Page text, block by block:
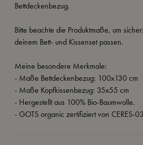
Bettdeckenbezug.
Bitte beachte die Produktmaße, um
deinem Bett- und Kissenset passen.
Meine besondere Merkmale:
- Maße Bettdeckenbezug: 100x130 cm
- Maße Kopfkissenbezug: 35x55 cm
- Hergestellt aus 100% Bio-Baumwolle.
- GOTS organic zertifiziert von CERES-